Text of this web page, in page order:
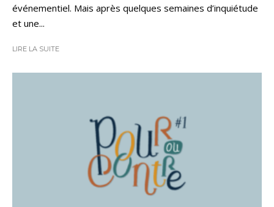
événementiel. Mais après quelques semaines d’inquiétude
et une...
LIRE LA SUITE